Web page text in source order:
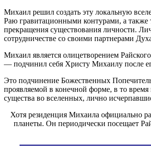
Михаил решил создать эту локальную
Раю гравитационными контурами, а также
прекращения существования личности.
сотрудничестве со своими партнерами
Михаил является олицетворением
— подчинил себя Христу Михаилу после
Это подчинение Божественных
проявляемой в конечной форме, в то
существа во вселенных, лично
Хотя резиденция Михаила официально
планеты. Он периодически посещает